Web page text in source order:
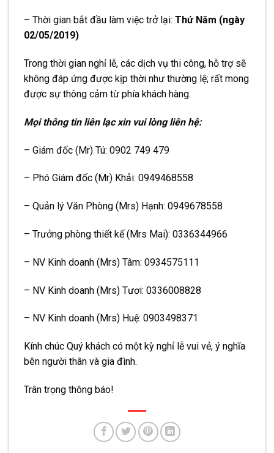
– Thời gian bắt đầu làm việc trở lại: Thứ Năm (ngày
02/05/2019)
Trong thời gian nghỉ lễ, các dịch vụ thi công, hỗ trợ sẽ
không đáp ứng được kịp thời như thường lệ; rất mong
được sự thông cảm từ phía khách hàng.
Mọi thông tin liên lạc xin vui lòng liên hệ:
– Giám đốc (Mr) Tú: 0902 749 479
– Phó Giám đốc (Mr) Khải: 0949468558
– Quản lý Văn Phòng (Mrs) Hạnh: 0949678558
– Trưởng phòng thiết kế (Mrs Mai): 0336344966
– NV Kinh doanh (Mrs) Tâm: 0934575111
– NV Kinh doanh (Mrs) Tươi: 0336008828
– NV Kinh doanh (Mrs) Huệ: 0903498371
Kính chúc Quý khách có một kỳ nghỉ lễ vui vẻ, ý nghĩa
bên người thân và gia đình.
Trân trọng thông báo!